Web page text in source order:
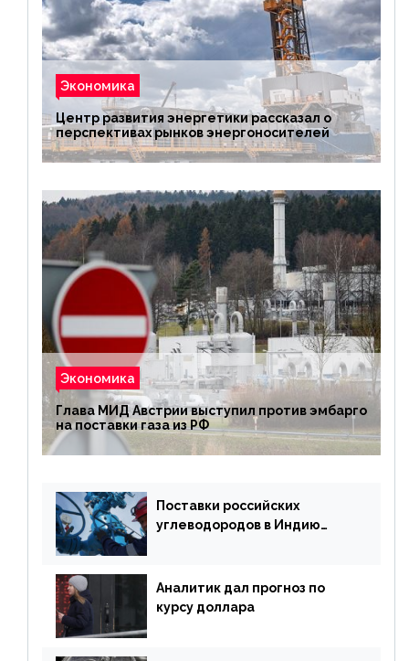
Экономика
Центр развития энергетики рассказал о
перспективах рынков энергоносителей
Экономика
Глава МИД Австрии выступил против эмбарго
на поставки газа из РФ
Поставки российских
углеводородов в Индию
Аналитик дал прогноз по
курсу доллара